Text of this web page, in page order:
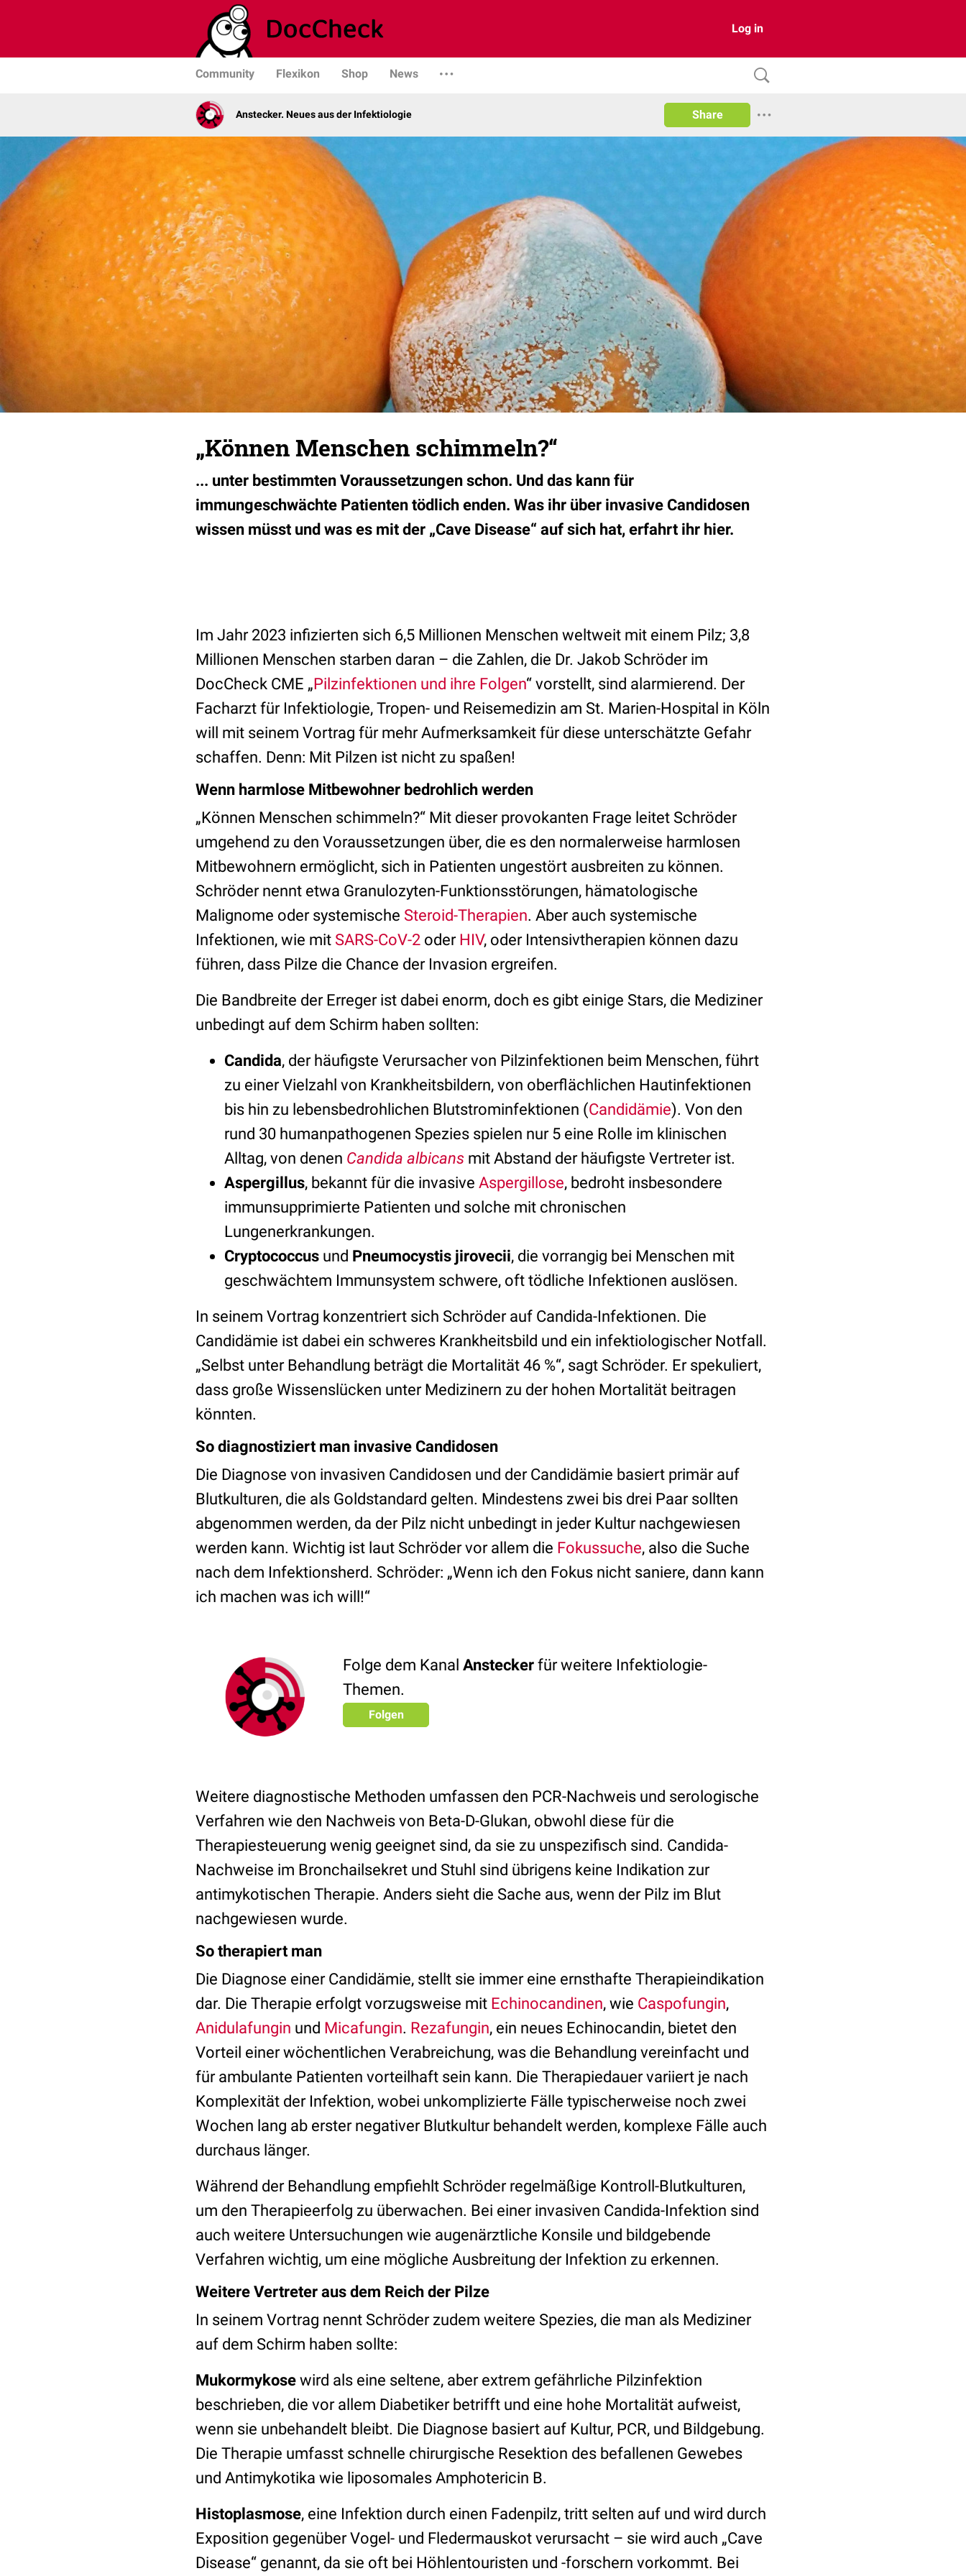
Log in
Community Flexikon Shop News
Anstecker. Neues aus der Infektiologie Share
„Können Menschen schimmeln?“
... unter bestimmten Voraussetzungen schon. Und das kann für
immungeschwächte Patienten tödlich enden. Was ihr über invasive Candidosen
wissen müsst und was es mit der „Cave Disease“ auf sich hat, erfahrt ihr hier.
Im Jahr 2023 infizierten sich 6,5 Millionen Menschen weltweit mit einem Pilz; 3,8
Millionen Menschen starben daran – die Zahlen, die Dr. Jakob Schröder im
DocCheck CME „Pilzinfektionen und ihre Folgen“ vorstellt, sind alarmierend. Der
Facharzt für Infektiologie, Tropen- und Reisemedizin am St. Marien-Hospital in Köln
will mit seinem Vortrag für mehr Aufmerksamkeit für diese unterschätzte Gefahr
schaffen. Denn: Mit Pilzen ist nicht zu spaßen!
Wenn harmlose Mitbewohner bedrohlich werden
„Können Menschen schimmeln?“ Mit dieser provokanten Frage leitet Schröder
umgehend zu den Voraussetzungen über, die es den normalerweise harmlosen
Mitbewohnern ermöglicht, sich in Patienten ungestört ausbreiten zu können.
Schröder nennt etwa Granulozyten-Funktionsstörungen, hämatologische
Malignome oder systemische Steroid-Therapien. Aber auch systemische
Infektionen, wie mit SARS-CoV-2 oder HIV, oder Intensivtherapien können dazu
führen, dass Pilze die Chance der Invasion ergreifen.
Die Bandbreite der Erreger ist dabei enorm, doch es gibt einige Stars, die Mediziner
unbedingt auf dem Schirm haben sollten:
Candida, der häufigste Verursacher von Pilzinfektionen beim Menschen, führt
zu einer Vielzahl von Krankheitsbildern, von oberflächlichen Hautinfektionen
bis hin zu lebensbedrohlichen Blutstrominfektionen (Candidämie). Von den
rund 30 humanpathogenen Spezies spielen nur 5 eine Rolle im klinischen
Alltag, von denen Candida albicans mit Abstand der häufigste Vertreter ist.
Aspergillus, bekannt für die invasive Aspergillose, bedroht insbesondere
immunsupprimierte Patienten und solche mit chronischen
Lungenerkrankungen.
Cryptococcus und Pneumocystis jirovecii, die vorrangig bei Menschen mit
geschwächtem Immunsystem schwere, oft tödliche Infektionen auslösen.
In seinem Vortrag konzentriert sich Schröder auf Candida-Infektionen. Die
Candidämie ist dabei ein schweres Krankheitsbild und ein infektiologischer Notfall.
„Selbst unter Behandlung beträgt die Mortalität 46 %“, sagt Schröder. Er spekuliert,
dass große Wissenslücken unter Medizinern zu der hohen Mortalität beitragen
könnten.
So diagnostiziert man invasive Candidosen
Die Diagnose von invasiven Candidosen und der Candidämie basiert primär auf
Blutkulturen, die als Goldstandard gelten. Mindestens zwei bis drei Paar sollten
abgenommen werden, da der Pilz nicht unbedingt in jeder Kultur nachgewiesen
werden kann. Wichtig ist laut Schröder vor allem die Fokussuche, also die Suche
nach dem Infektionsherd. Schröder: „Wenn ich den Fokus nicht saniere, dann kann
ich machen was ich will!“
Folge dem Kanal Anstecker für weitere Infektiologie-
Themen.
Folgen
Weitere diagnostische Methoden umfassen den PCR-Nachweis und serologische
Verfahren wie den Nachweis von Beta-D-Glukan, obwohl diese für die
Therapiesteuerung wenig geeignet sind, da sie zu unspezifisch sind. Candida-
Nachweise im Bronchailsekret und Stuhl sind übrigens keine Indikation zur
antimykotischen Therapie. Anders sieht die Sache aus, wenn der Pilz im Blut
nachgewiesen wurde.
So therapiert man
Die Diagnose einer Candidämie, stellt sie immer eine ernsthafte Therapieindikation
dar. Die Therapie erfolgt vorzugsweise mit Echinocandinen, wie Caspofungin,
Anidulafungin und Micafungin. Rezafungin, ein neues Echinocandin, bietet den
Vorteil einer wöchentlichen Verabreichung, was die Behandlung vereinfacht und
für ambulante Patienten vorteilhaft sein kann. Die Therapiedauer variiert je nach
Komplexität der Infektion, wobei unkomplizierte Fälle typischerweise noch zwei
Wochen lang ab erster negativer Blutkultur behandelt werden, komplexe Fälle auch
durchaus länger.
Während der Behandlung empfiehlt Schröder regelmäßige Kontroll-Blutkulturen,
um den Therapieerfolg zu überwachen. Bei einer invasiven Candida-Infektion sind
auch weitere Untersuchungen wie augenärztliche Konsile und bildgebende
Verfahren wichtig, um eine mögliche Ausbreitung der Infektion zu erkennen.
Weitere Vertreter aus dem Reich der Pilze
In seinem Vortrag nennt Schröder zudem weitere Spezies, die man als Mediziner
auf dem Schirm haben sollte:
Mukormykose wird als eine seltene, aber extrem gefährliche Pilzinfektion
beschrieben, die vor allem Diabetiker betrifft und eine hohe Mortalität aufweist,
wenn sie unbehandelt bleibt. Die Diagnose basiert auf Kultur, PCR, und Bildgebung.
Die Therapie umfasst schnelle chirurgische Resektion des befallenen Gewebes
und Antimykotika wie liposomales Amphotericin B.
Histoplasmose, eine Infektion durch einen Fadenpilz, tritt selten auf und wird durch
Exposition gegenüber Vogel- und Fledermauskot verursacht – sie wird auch „Cave
Disease“ genannt, da sie oft bei Höhlentouristen und -forschern vorkommt. Bei